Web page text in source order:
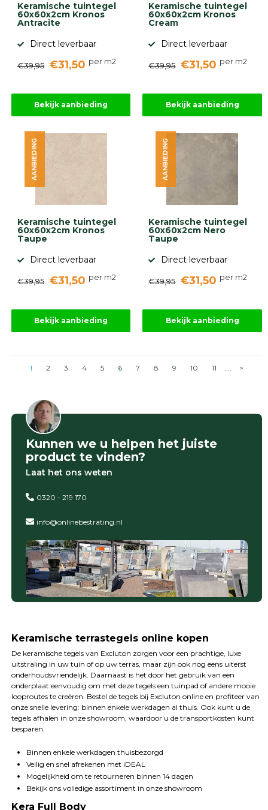
Keramische tuintegel
60x60x2cm Kronos
Antracite
Direct leverbaar
€39,95 €31,50 per m2
Bekijk aanbieding
Keramische tuintegel
60x60x2cm Kronos
Cream
Direct leverbaar
€39,95 €31,50 per m2
Bekijk aanbieding
Keramische tuintegel
60x60x2cm Kronos
Taupe
Direct leverbaar
€39,95 €31,50 per m2
AANBIEDING
Bekijk aanbieding
Keramische tuintegel
60x60x2cm Nero
Taupe
Direct leverbaar
€39,95 €31,50 per m2
AANBIEDING
Bekijk aanbieding
1 2 3 4 5 6 7 8 9 10 11 .... >
Kunnen we u helpen het juiste
product te vinden?
Laat het ons weten
0320 - 219 170
info@onlinebestrating.nl
Keramische terrastegels online kopen
De keramische tegels van Excluton zorgen voor een prachtige, luxe
uitstraling in uw tuin of op uw terras, maar zijn ook nog eens uiterst
onderhoudsvriendelijk. Daarnaast is het door het gebruik van een
onderplaat eenvoudig om met deze tegels een tuinpad of andere mooie
looproutes te creëren. Bestel de tegels bij Excluton online en profiteer van
onze snelle levering: binnen enkele werkdagen al thuis. Ook kunt u de
tegels afhalen in onze showroom, waardoor u de transportkosten kunt
besparen.
Binnen enkele werkdagen thuisbezorgd
Veilig en snel afrekenen met iDEAL
Mogelijkheid om te retourneren binnen 14 dagen
Bekijk ons volledige assortiment in onze showroom
Kera Full Body